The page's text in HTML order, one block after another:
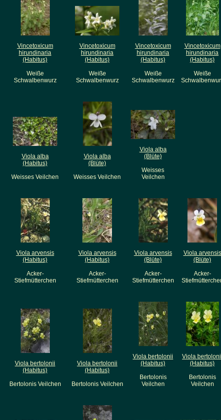
Vincetoxicum
hirundinaria
(Habitus)
Weiße
Schwalbenwurz
Vincetoxicum
hirundinaria
(Habitus)
Weiße
Schwalbenwurz
Vincetoxicum
hirundinaria
(Habitus)
Weiße
Schwalbenwurz
Vincetoxicum
hirundinaria
(Habitus)
Weiße
Viola alba
(Habitus)
Weisses Veilchen
Viola alba
(Blüte)
Weisses Veilchen
Viola alba
(Blüte)
Weisses
Veilchen
Viola arvensis
(Habitus)
Acker-
Stiefmütterchen
Viola arvensis
(Habitus)
Acker-
Stiefmütterchen
Viola arvensis
(Blüte)
Acker-
Stiefmütterchen
Viola arvensis
(Blüte)
Acker-
Viola bertolonii
(Habitus)
Bertolonis Veilchen
Viola bertolonii
(Habitus)
Bertolonis Veilchen
Viola bertolonii
(Habitus)
Bertolonis
Veilchen
Viola
(Habitus)
Bertolonis
Veilchen